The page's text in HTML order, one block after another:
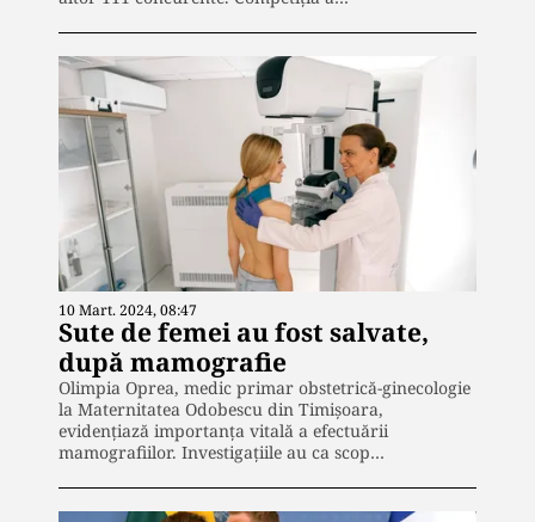
10 Mart. 2024, 08:47
Sute de femei au fost salvate,
după mamografie
Olimpia Oprea, medic primar obstetrică-ginecologie
la Maternitatea Odobescu din Timișoara,
evidențiază importanța vitală a efectuării
mamografiilor. Investigațiile au ca scop…